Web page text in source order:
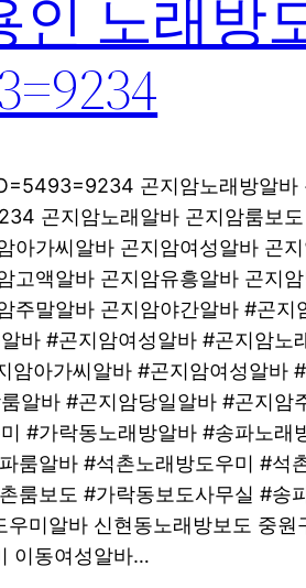
인 노래방
곤지암노래방알바
곤지암노래알바 곤지암룸보
가씨알바 곤지암여성알바 곤
액알바 곤지암유흥알바 곤지
말알바 곤지암야간알바 #곤지
바 #곤지암여성알바 #곤지암노
암아가씨알바 #곤지암여성알바
알바 #곤지암당일알바 #곤지암
#가락동노래방알바 #송파노래
룸알바 #석촌노래방도우미 #석
룸보도 #가락동보도사무실 #송
우미알바 신현동노래방보도 중
이동여성알바…